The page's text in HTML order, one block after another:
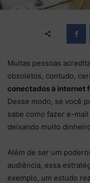
Muitas pessoas
obsoletos, contudo,
conectados à internet
Desse modo, se você
sabe como fazer e-
deixando muito
Além de ser um
audiência, essa
exemplo, um estudo